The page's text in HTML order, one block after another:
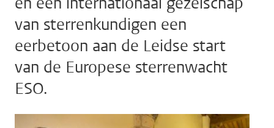
van sterrenkundigen een
eerbetoon aan de Leidse start
van de Europese sterrenwacht
ESO.